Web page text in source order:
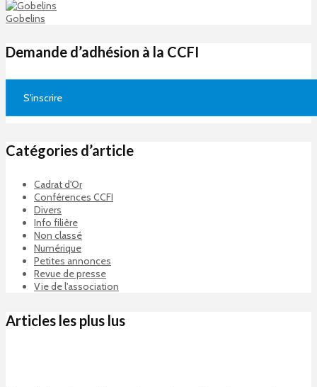
Gobelins
Demande d’adhésion à la CCFI
S'inscrire
Catégories d’article
Cadrat d'Or
Conférences CCFI
Divers
Info filière
Non classé
Numérique
Petites annonces
Revue de presse
Vie de l'association
Articles les plus lus